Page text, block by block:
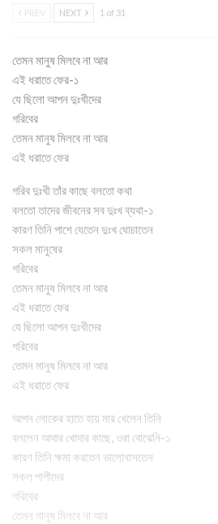
PREV NEXT 1 of 31
তেমন মানুষ মিলবে না আর
এই ধরাতে ফের-১
যে ছিলো আপন দুঃখীদের
গরিবের
তেমন মানুষ মিলবে না আর
এই ধরাতে ফের
গরিব দুঃখী তাঁর কাছে বলতো কথা
বলতো তাদের জীবনের সব দুঃখ ব্যথা-১
কারণ তিনি পাশে যেতেন দুঃখ ঘোচাতেন
সকল মানুষের
গরিবের
তেমন মানুষ মিলবে না আর
এই ধরাতে ফের
যে ছিলো আপন দুঃখীদের
গরিবের
তেমন মানুষ মিলবে না আর
এই ধরাতে ফের
আপন লোকের হাতে হায় মার খেলেন তিনি
বললেন আবার খোদার কাছে, ওরা বোঝেনি-১
কারণ তিনি ক্ষমা করতেন ভালোবাসতেন
সকল পাপীদের
গরিবের
তেমন মানুষ মিলবে না আর